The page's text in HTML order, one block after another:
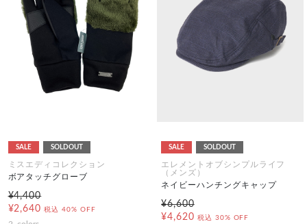
SALE SOLDOUT
ミスエディコレクション
ボアタッチグローブ
¥4,400
¥2,640 税込 40% OFF
SALE SOLDOUT
エレメントオブシンプルライフ
（メンズ）
ネイビーハンチングキャップ
¥6,600
¥4,620 税込 30% OFF